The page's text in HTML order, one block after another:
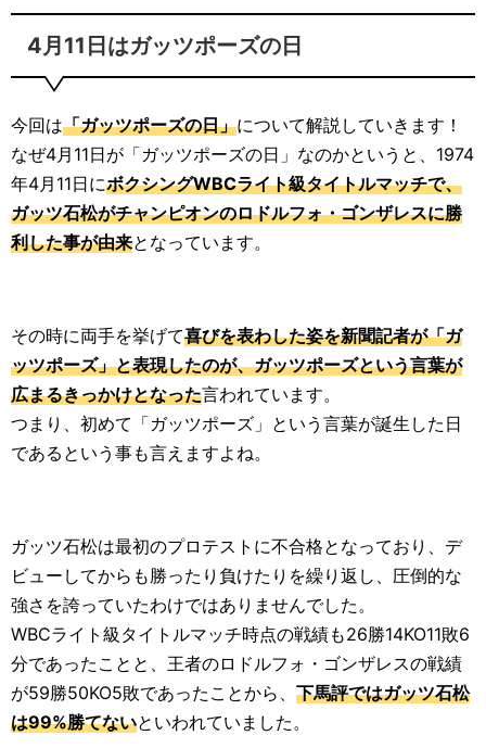
4月11日はガッツポーズの日
今回は「ガッツポーズの日」について解説していきます！
なぜ4月11日が「ガッツポーズの日」なのかというと、1974
年4月11日にボクシングWBCライト級タイトルマッチで、
ガッツ石松がチャンピオンのロドルフォ・ゴンザレスに勝
利した事が由来となっています。
その時に両手を挙げて喜びを表わした姿を新聞記者が「ガ
ッツポーズ」と表現したのが、ガッツポーズという言葉が
広まるきっかけとなった言われています。
つまり、初めて「ガッツポーズ」という言葉が誕生した日
であるという事も言えますよね。
ガッツ石松は最初のプロテストに不合格となっており、デ
ビューしてからも勝ったり負けたりを繰り返し、圧倒的な
強さを誇っていたわけではありませんでした。
WBCライト級タイトルマッチ時点の戦績も26勝14KO11敗6
分であったことと、王者のロドルフォ・ゴンザレスの戦績
が59勝50KO5敗であったことから、 下馬評ではガッツ石松
は99%勝てないといわれていました。